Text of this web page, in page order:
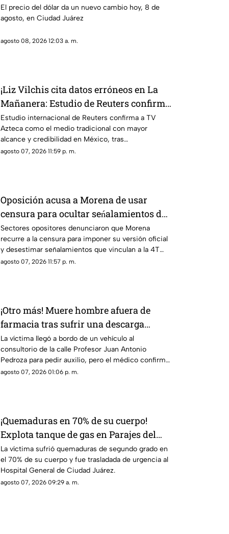
Juárez
El precio del dólar da un nuevo cambio hoy, 8 de
agosto, en Ciudad Juárez
agosto 08, 2026 12:03 a. m.
¡Liz Vilchis cita datos erróneos en La
Mañanera: Estudio de Reuters confirma
liderazgo de TV Azteca en alcance y
credibilidad
Estudio internacional de Reuters confirma a TV
Azteca como el medio tradicional con mayor
alcance y credibilidad en México, tras
inconsistencias en La Mañanera
agosto 07, 2026 11:59 p. m.
Oposición acusa a Morena de usar
censura para ocultar seńalamientos de
narcopolítica
Sectores opositores denunciaron que Morena
recurre a la censura para imponer su versión oficial
y desestimar señalamientos que vinculan a la 4T
con la narcopolítica.
agosto 07, 2026 11:57 p. m.
¡Otro más! Muere hombre afuera de
farmacia tras sufrir una descarga
eléctrica en Ciudad Juárez
La víctima llegó a bordo de un vehículo al
consultorio de la calle Profesor Juan Antonio
Pedroza para pedir auxilio, pero el médico confirmó
que ya no contaba con signos vitales
agosto 07, 2026 01:06 p. m.
¡Quemaduras en 70% de su cuerpo!
Explota tanque de gas en Parajes del
Sur y deja a una persona grave
La víctima sufrió quemaduras de segundo grado en
el 70% de su cuerpo y fue trasladada de urgencia al
Hospital General de Ciudad Juárez.
agosto 07, 2026 09:29 a. m.